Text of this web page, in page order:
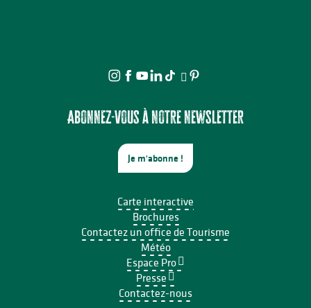
Abonnez-vous à notre newsletter
Je m'abonne !
Carte interactive
Brochures
Contactez un office de Tourisme
Météo
Espace Pro
Presse
Contactez-nous